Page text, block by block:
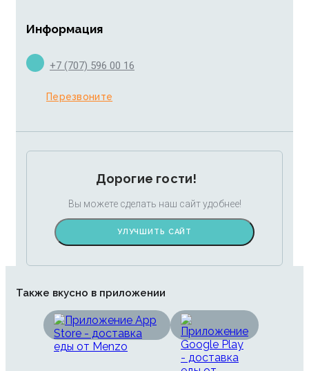
Информация
+7 (707) 596 00 16
Перезвоните
Дорогие гости!
Вы можете сделать наш сайт удобнее!
УЛУЧШИТЬ САЙТ
Также вкусно в приложении